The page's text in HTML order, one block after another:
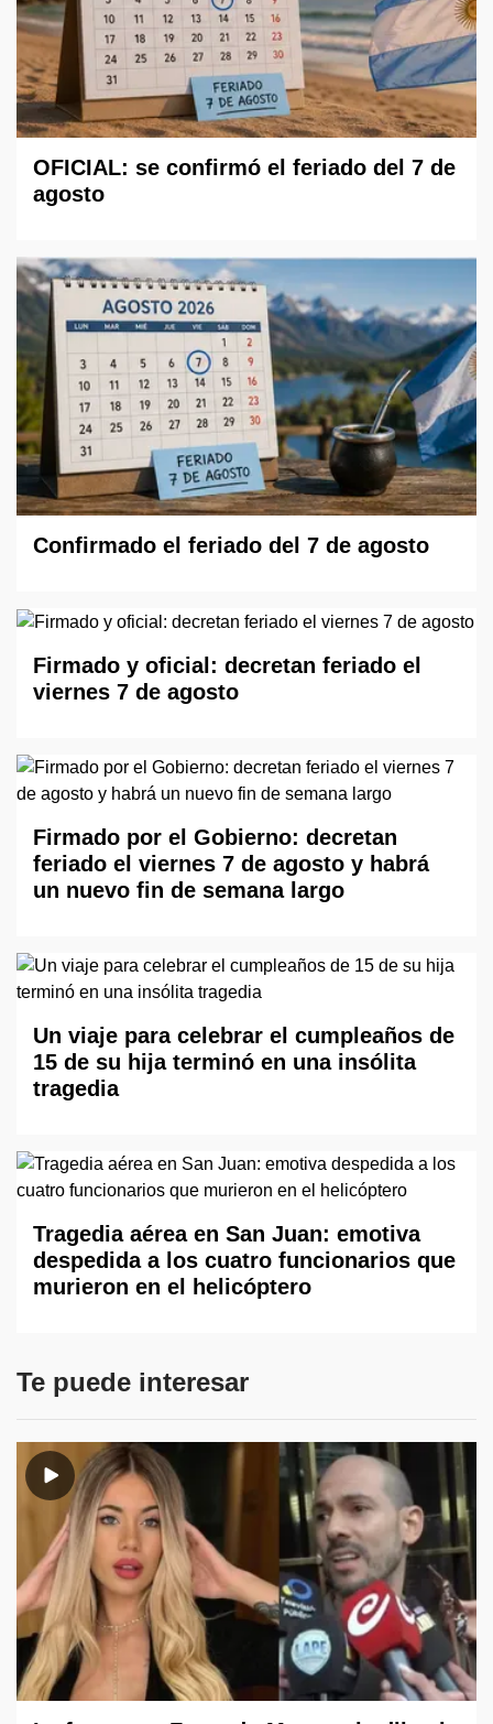
OFICIAL: se confirmó el feriado del 7 de
agosto
Confirmado el feriado del 7 de agosto
Firmado y oficial: decretan feriado el
viernes 7 de agosto
Firmado por el Gobierno: decretan
feriado el viernes 7 de agosto y habrá
un nuevo fin de semana largo
Un viaje para celebrar el cumpleaños de
15 de su hija terminó en una insólita
tragedia
Tragedia aérea en San Juan: emotiva
despedida a los cuatro funcionarios que
murieron en el helicóptero
Te puede interesar